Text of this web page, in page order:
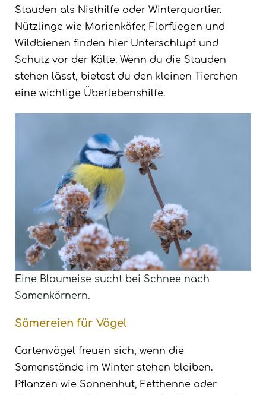
Stauden als Nisthilfe oder Winterquartier.
Nützlinge wie Marienkäfer, Florfliegen und
Wildbienen finden hier Unterschlupf und
Schutz vor der Kälte. Wenn du die Stauden
stehen lässt, bietest du den kleinen Tierchen
eine wichtige Überlebenshilfe.
Eine Blaumeise sucht bei Schnee nach
Samenkörnern.
Sämereien für Vögel
Gartenvögel freuen sich, wenn die
Samenstände im Winter stehen bleiben.
Pflanzen wie Sonnenhut, Fetthenne oder